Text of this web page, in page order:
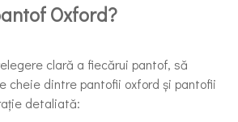
Oxford?
clară a fiecărui pantof, să
cheie dintre pantofii oxford și pantofii
detaliată: